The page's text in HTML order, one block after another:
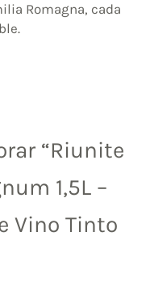
Romagna, cada
“Riunite
1,5L –
Vino Tinto